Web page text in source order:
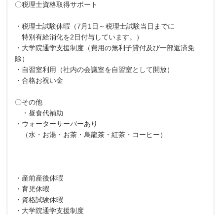
〇税理士資格取得サポート
・税理士試験休暇（7月1日～税理士試験当日までに
特別有給消化を2日付与しています。）
・大学院通学支援制度（費用の無利子貸付及び一部返済免
除）
・自習室利用（社内の会議室を自習室として開放）
・合格お祝い金
〇その他
・昼食代補助
・ウォーターサーバーあり
（水・お湯・お茶・烏龍茶・紅茶・コーヒー）
・産前産後休暇
・育児休暇
・資格試験休暇
・大学院通学支援制度